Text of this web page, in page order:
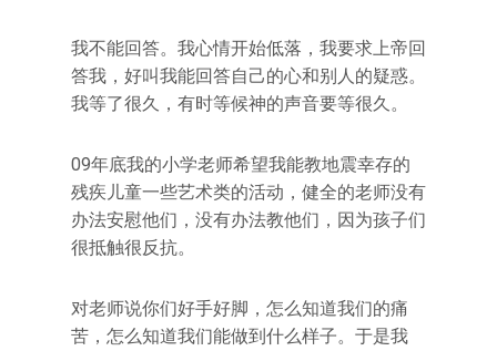
我不能回答。我心情开始低落，我要求上帝回
答我，好叫我能回答自己的心和别人的疑惑。
我等了很久，有时等候神的声音要等很久。
09年底我的小学老师希望我能教地震幸存的
残疾儿童一些艺术类的活动，健全的老师没有
办法安慰他们，没有办法教他们，因为孩子们
很抵触很反抗。
对老师说你们好手好脚，怎么知道我们的痛
苦，怎么知道我们能做到什么样子。于是我